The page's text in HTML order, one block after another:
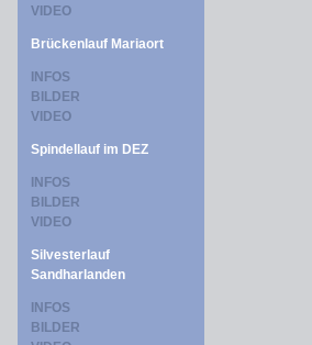
VIDEO
Brückenlauf Mariaort
INFOS
BILDER
VIDEO
Spindellauf im DEZ
INFOS
BILDER
VIDEO
Silvesterlauf
Sandharlanden
INFOS
BILDER